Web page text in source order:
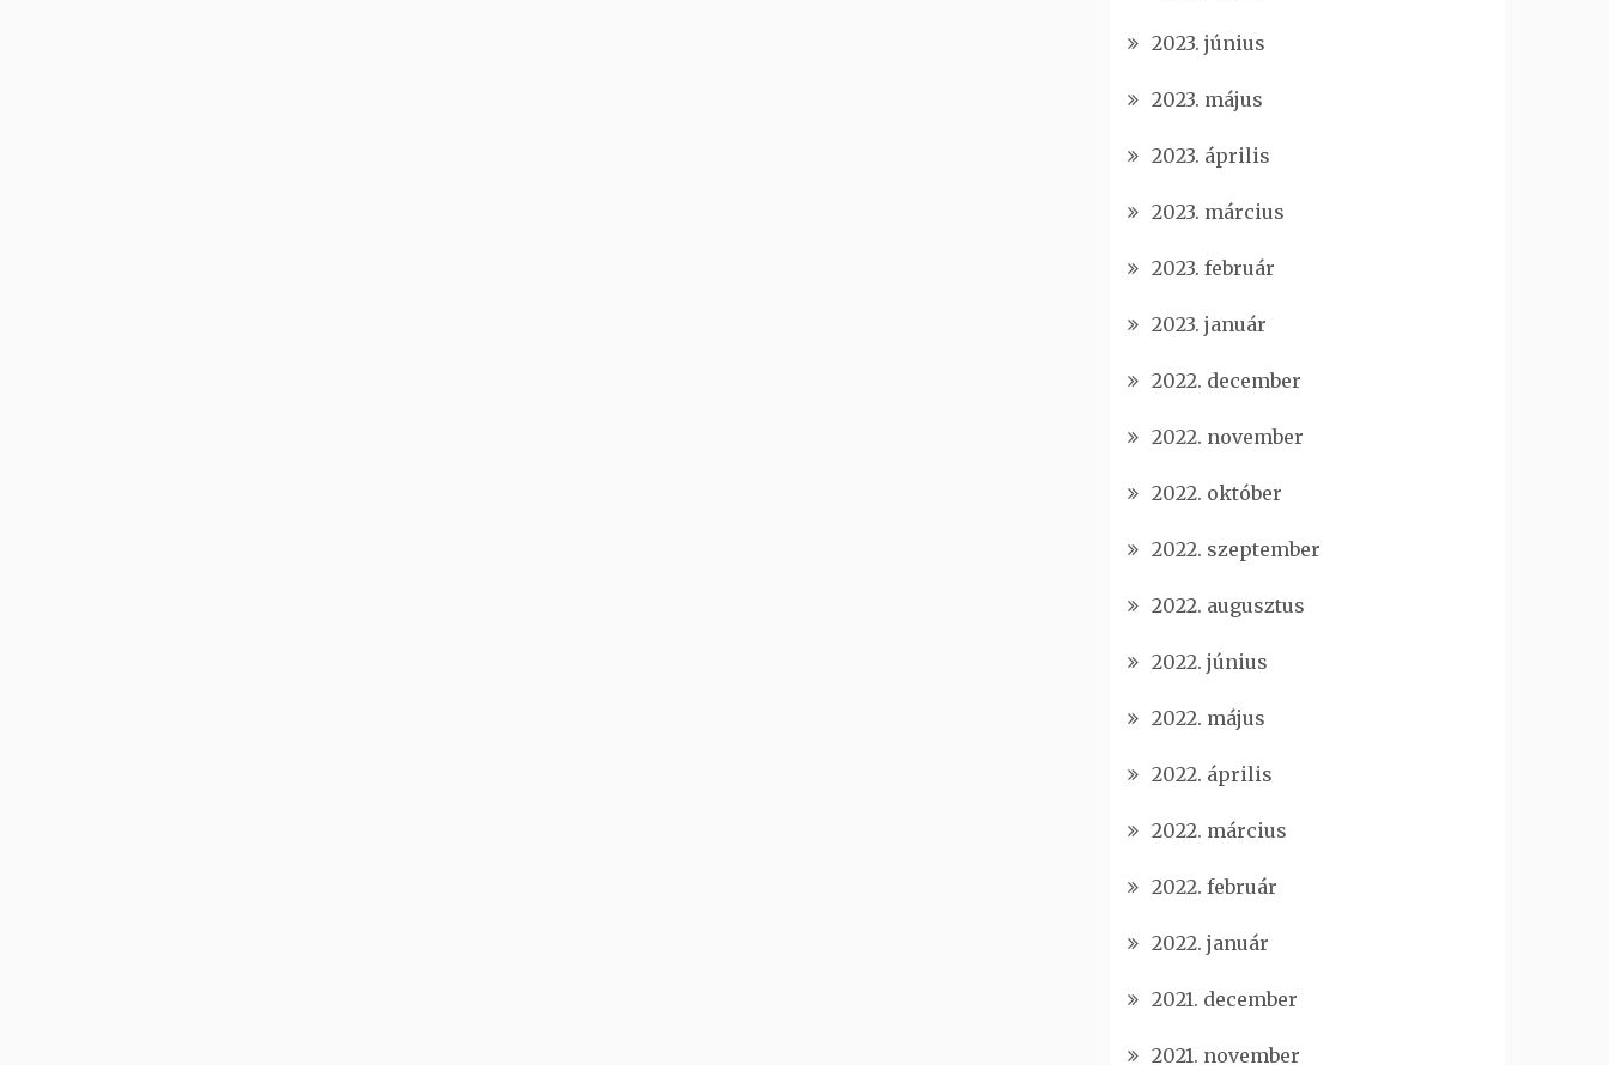
2023. június
2023. május
2023. április
2023. március
2023. február
2023. január
2022. december
2022. november
2022. október
2022. szeptember
2022. augusztus
2022. június
2022. május
2022. április
2022. március
2022. február
2022. január
2021. december
2021. november